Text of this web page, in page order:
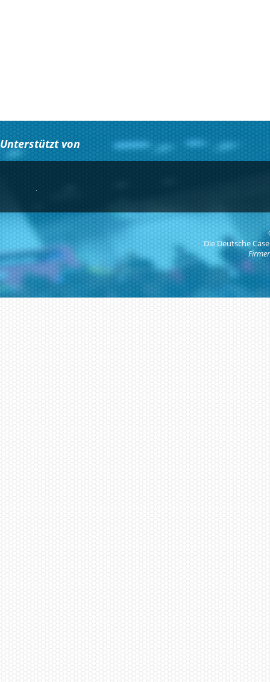
Unterstützt von
Die Deutsche